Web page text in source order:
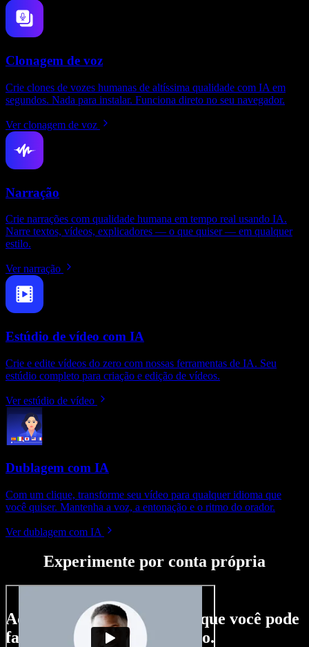
Clonagem de voz
Crie clones de vozes humanas de altíssima qualidade com IA em
segundos. Nada para instalar. Funciona direto no seu navegador.
Ver clonagem de voz
Narração
Crie narrações com qualidade humana em tempo real usando IA.
Narre textos, vídeos, explicadores — o que quiser — em qualquer
estilo.
Ver narração
Estúdio de vídeo com IA
Crie e edite vídeos do zero com nossas ferramentas de IA. Seu
estúdio completo para criação e edição de vídeos.
Ver estúdio de vídeo
Dublagem com IA
Com um clique, transforme seu vídeo para qualquer idioma que
você quiser. Mantenha a voz, a entonação e o ritmo do orador.
Ver dublagem com IA
Experimente por conta própria
Aqui vai só um gostinho do que você pode
fazer com o Speechify Studio.